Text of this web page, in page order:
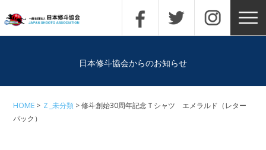
日本修斗協会からのお知らせ
HOME Ｚ_未分類
修斗創始30周年記念Ｔシャツ エメラルド（レター
パック）